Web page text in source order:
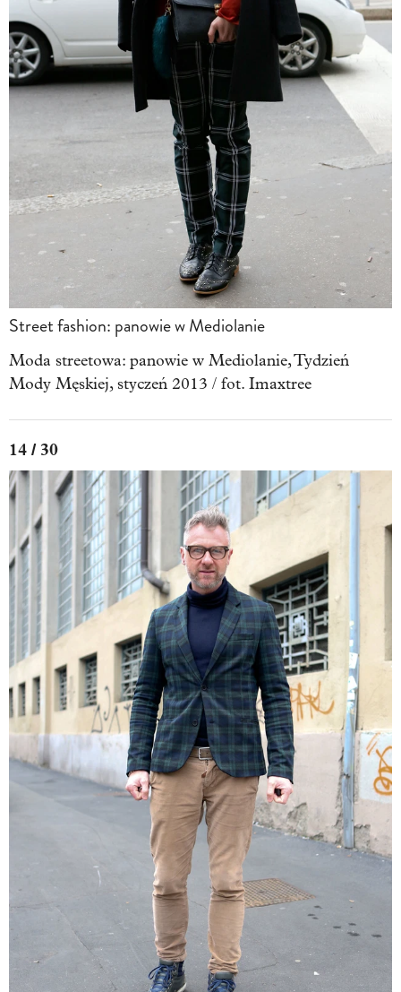
Street fashion: panowie w Mediolanie
Moda streetowa: panowie w Mediolanie, Tydzień
Mody Męskiej, styczeń 2013 / fot. Imaxtree
14 / 30